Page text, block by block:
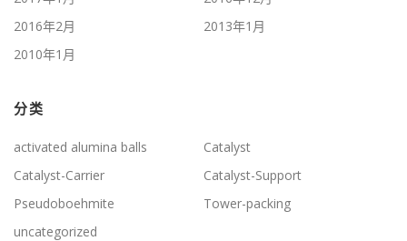
2016年2月
2013年1月
2010年1月
分类
activated alumina balls
Catalyst
Catalyst-Carrier
Catalyst-Support
Pseudoboehmite
Tower-packing
uncategorized